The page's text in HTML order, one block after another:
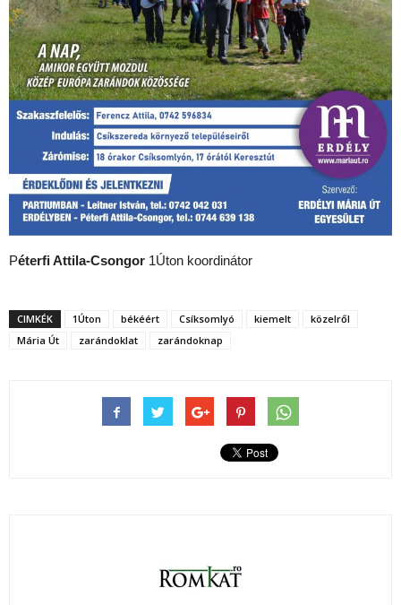
Péterfi Attila-Csongor 1Úton koordinátor
CIMKÉK 1Úton békéért Csíksomlyó kiemelt
közelről
Mária Út
zarándoklat zarándoknap